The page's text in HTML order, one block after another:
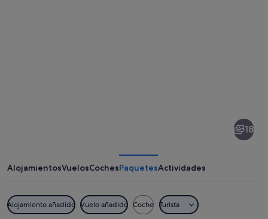
National
18
AlojamientosVuelosCochesPaquetesActividades
Alojamiento añadido Vuelo añadido Coche Turista